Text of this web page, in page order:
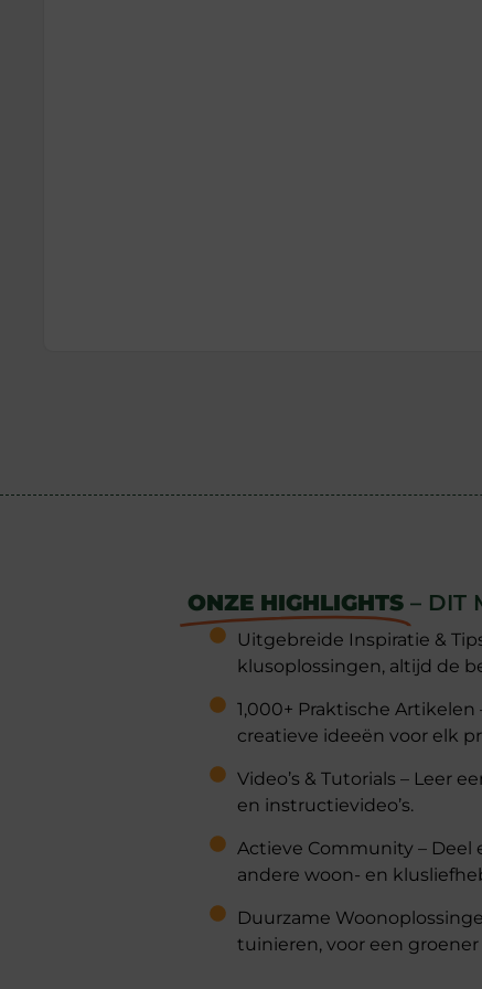
ONZE HIGHLIGHTS – DIT
Uitgebreide Inspiratie &
klusoplossingen, altijd de
1,000+ Praktische
creatieve ideeën voor elk
Video’s & Tutorials – Leer
en instructievideo’s.
Actieve Community – Deel
andere woon- en
Duurzame
tuinieren, voor een